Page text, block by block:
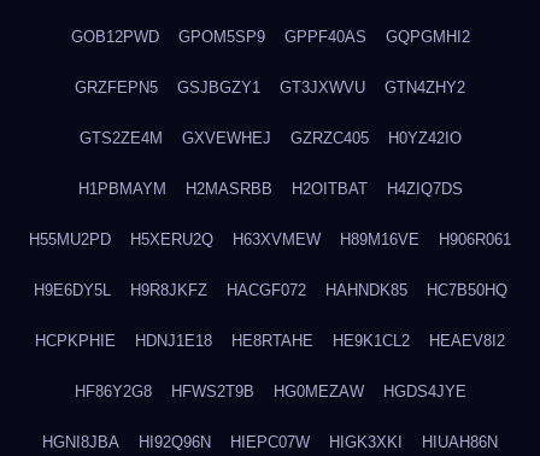
GOB12PWD GPOM5SP9 GPPF40AS GQPGMHI2
GRZFEPN5 GSJBGZY1 GT3JXWVU GTN4ZHY2
GTS2ZE4M GXVEWHEJ GZRZC405 H0YZ42IO
H1PBMAYM H2MASRBB H2OITBAT H4ZIQ7DS
H55MU2PD H5XERU2Q H63XVMEW H89M16VE H906R061
H9E6DY5L H9R8JKFZ HACGF072 HAHNDK85 HC7B50HQ
HCPKPHIE HDNJ1E18 HE8RTAHE HE9K1CL2 HEAEV8I2
HF86Y2G8 HFWS2T9B HG0MEZAW HGDS4JYE
HGNI8JBA HI92Q96N HIEPC07W HIGK3XKI HIUAH86N